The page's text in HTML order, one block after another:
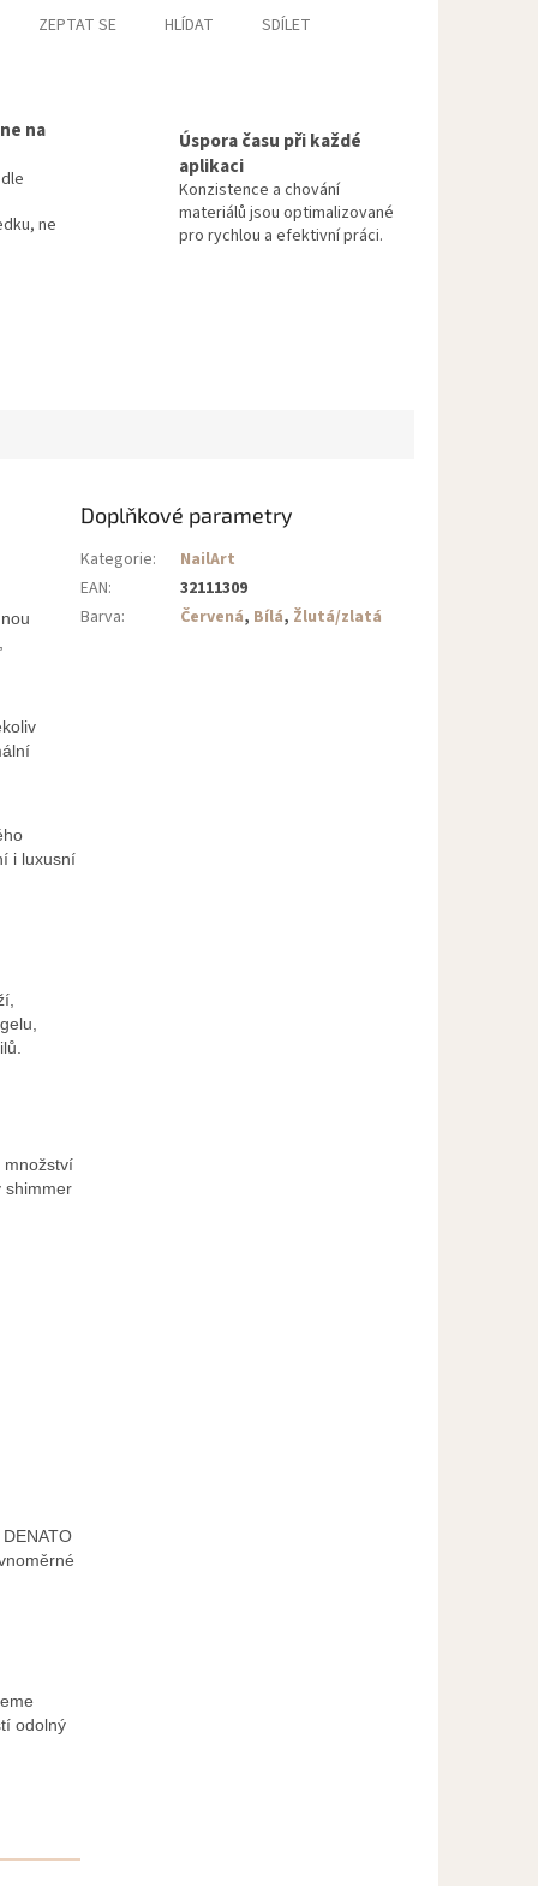
ZEPTAT SE HLÍDAT SDÍLET
na
ne
Úspora času při každé
aplikaci
Konzistence a chování
materiálů jsou optimalizované
pro rychlou a efektivní práci.
i luxusní
množství
shimmer
odolný
Doplňkové parametry
Kategorie:
NailArt
EAN:
32111309
Barva: Červená, Bílá, Žlutá/zlatá